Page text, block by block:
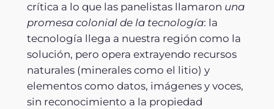
crítica a lo que las panelistas llamaron una
promesa colonial de la tecnología: la
tecnología llega a nuestra región como la
solución, pero opera extrayendo recursos
naturales (minerales como el litio) y
elementos como datos, imágenes y voces,
sin reconocimiento a la propiedad